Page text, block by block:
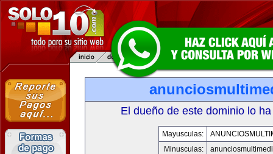
El dueño de este dominio lo
Mayusculas:
Minusculas: